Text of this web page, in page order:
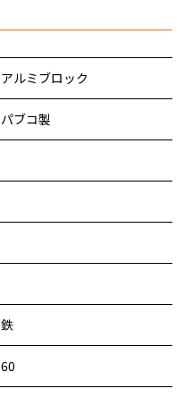
アルミブロック
パブコ製
鉄
60